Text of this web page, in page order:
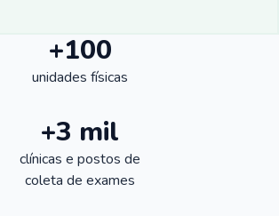
+100
unidades físicas
+3 mil
clínicas e postos de
coleta de exames